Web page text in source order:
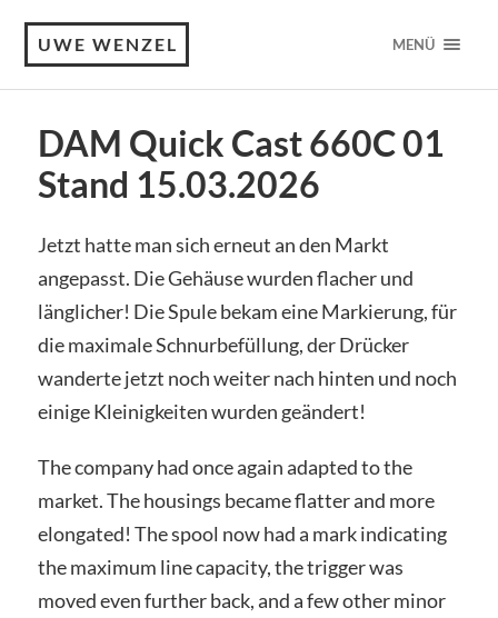
UWE WENZEL MENÜ
DAM Quick Cast 660C 01
Stand 15.03.2026
Jetzt hatte man sich erneut an den Markt
angepasst. Die Gehäuse wurden flacher und
länglicher! Die Spule bekam eine Markierung, für
die maximale Schnurbefüllung, der Drücker
wanderte jetzt noch weiter nach hinten und noch
einige Kleinigkeiten wurden geändert!
The company had once again adapted to the
market. The housings became flatter and more
elongated! The spool now had a mark indicating
the maximum line capacity, the trigger was
moved even further back, and a few other minor